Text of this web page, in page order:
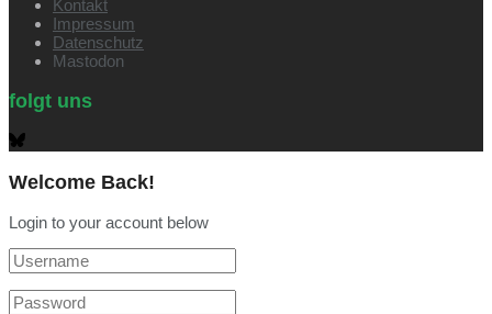
Kontakt
Impressum
Datenschutz
Mastodon
folgt uns
Welcome Back!
Login to your account below